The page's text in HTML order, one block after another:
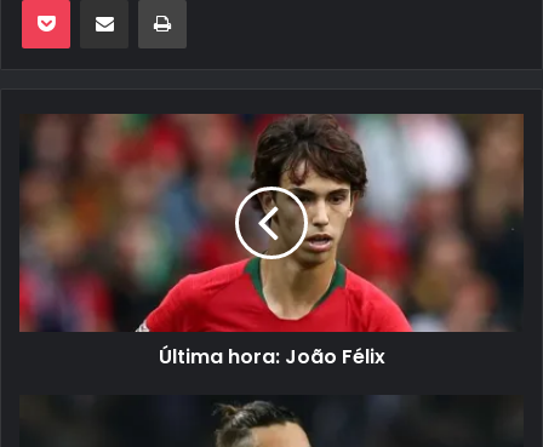
Última hora: João Félix